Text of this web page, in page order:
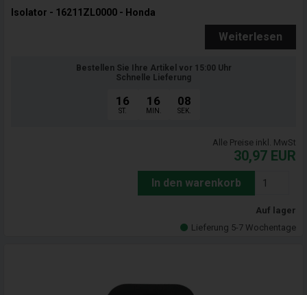
Isolator - 16211ZL0000 - Honda
Weiterlesen
Bestellen Sie Ihre Artikel vor 15:00 Uhr
Schnelle Lieferung
16
ST.
16
MIN.
07
SEK.
Alle Preise inkl. MwSt
30,97 EUR
In den warenkorb
Auf lager
Lieferung 5-7 Wochentage